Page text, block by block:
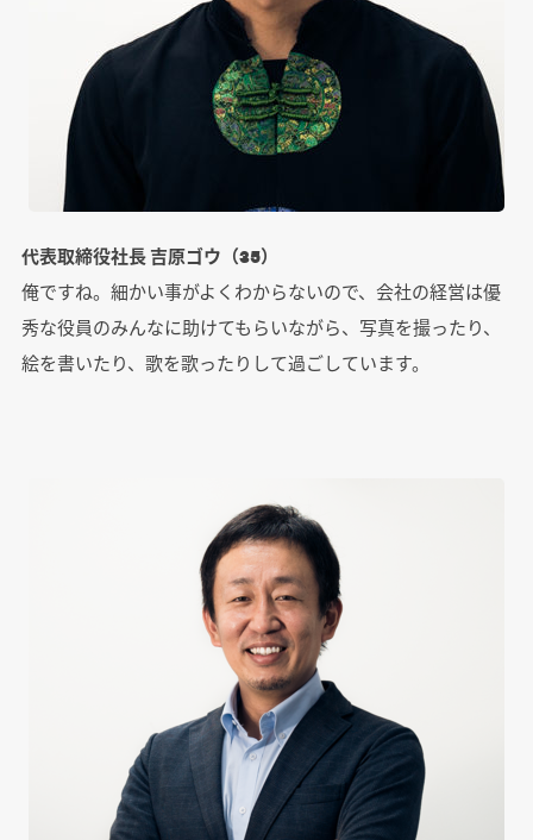
代表取締役社長 吉原ゴウ（35）
俺ですね。細かい事がよくわからないので、会社の経営は優
秀な役員のみんなに助けてもらいながら、写真を撮ったり、
絵を書いたり、歌を歌ったりして過ごしています。